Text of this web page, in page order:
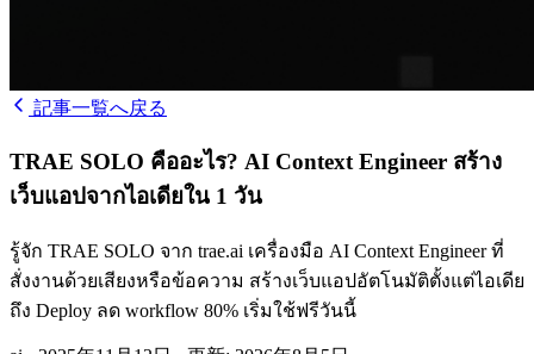
記事一覧へ戻る
TRAE SOLO คืออะไร? AI Context Engineer สร้าง
เว็บแอปจากไอเดียใน 1 วัน
รู้จัก TRAE SOLO จาก trae.ai เครื่องมือ AI Context Engineer ที่
สั่งงานด้วยเสียงหรือข้อความ สร้างเว็บแอปอัตโนมัติตั้งแต่ไอเดีย
ถึง Deploy ลด workflow 80% เริ่มใช้ฟรีวันนี้